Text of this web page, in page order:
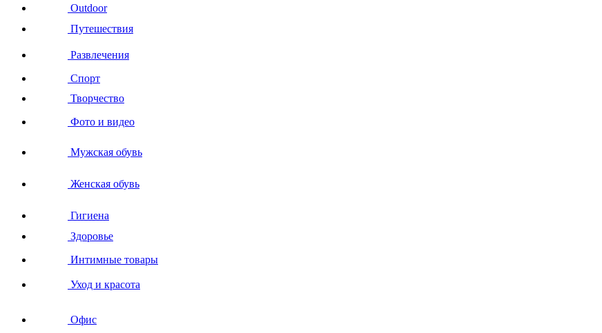
Outdoor
Путешествия
Развлечения
Спорт
Творчество
Фото и видео
Мужская обувь
Женская обувь
Гигиена
Здоровье
Интимные товары
Уход и красота
Офис